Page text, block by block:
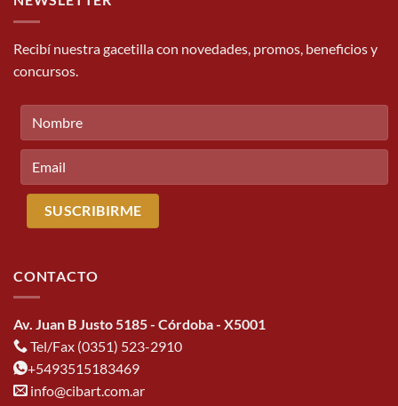
Recibí nuestra gacetilla con novedades, promos, beneficios y
concursos.
CONTACTO
Av. Juan B Justo 5185 - Córdoba - X5001
Tel/Fax (0351) 523-2910
+5493515183469
info@cibart.com.ar